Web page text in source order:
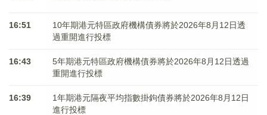
16:51
10年期港元特區政府機構債券將於2026年8月12日透
過重開進行投標
16:43
5年期港元特區政府機構債券將於2026年8月12日透過
重開進行投標
16:39
1年期港元隔夜平均指數掛鉤債券將於2026年8月12日
進行投標